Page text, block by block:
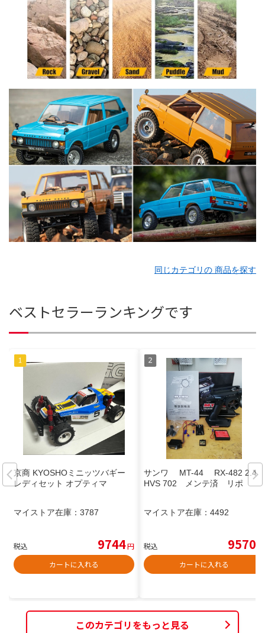
同じカテゴリの 商品を探す
ベストセラーランキングです
京商 KYOSHOミニッツバギー
レディセット オプティマ
マイストア在庫： 3787
税込 9744円
カートに入れる
サンワ MT-44 RX-482 2.4G
HVS 702 メンテ済 リポ
マイストア在庫： 4492
税込 9570
カートに入れる
このカテゴリをもっと見る